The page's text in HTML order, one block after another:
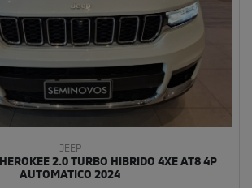
JEEP
2.0 TURBO HIBRIDO 4XE AT8 4P
AUTOMATICO 2024